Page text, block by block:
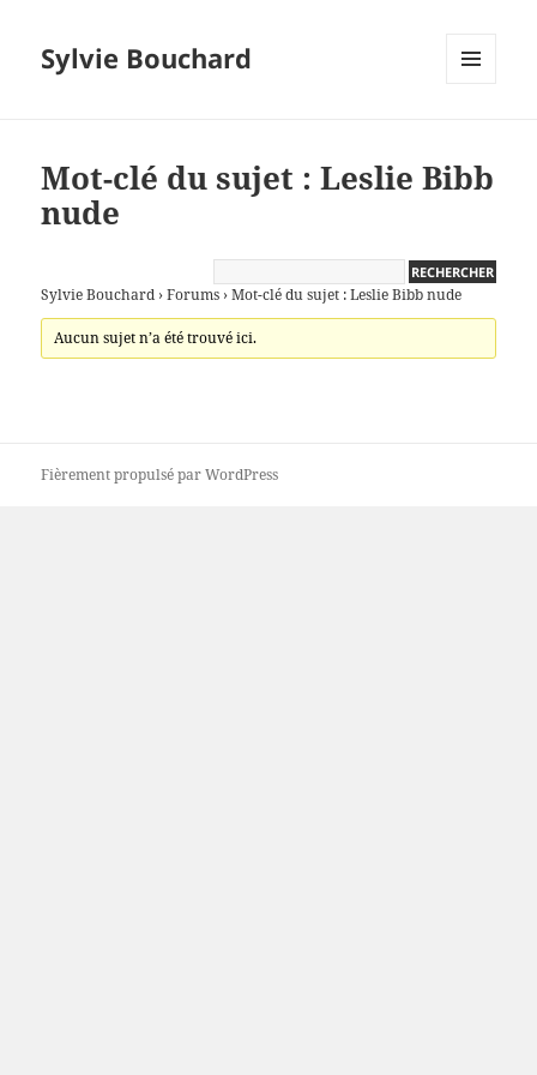
Sylvie Bouchard
Mot-clé du sujet : Leslie Bibb
nude
Sylvie Bouchard › Forums › Mot-clé du sujet : Leslie Bibb nude
Aucun sujet n’a été trouvé ici.
Fièrement propulsé par WordPress